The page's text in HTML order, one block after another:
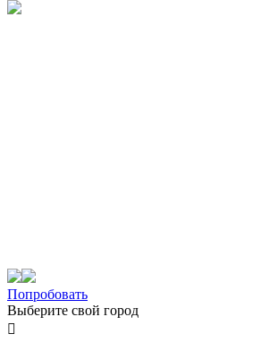
Попробовать
Выберите свой город
